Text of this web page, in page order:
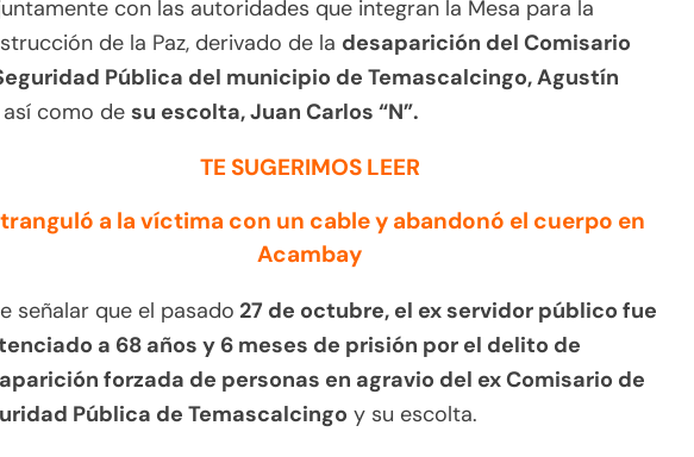
con las autoridades que integran la Mesa para la
de la Paz, derivado de la desaparición del Comisario
Pública del municipio de Temascalcingo, Agustín
así como de su escolta, Juan Carlos “N”.
TE SUGERIMOS LEER
a la víctima con un cable y abandonó el cuerpo en
Acambay
señalar que el pasado 27 de octubre, el ex servidor público fue
a 68 años y 6 meses de prisión por el delito de
forzada de personas en agravio del ex Comisario de
Pública de Temascalcingo y su escolta.